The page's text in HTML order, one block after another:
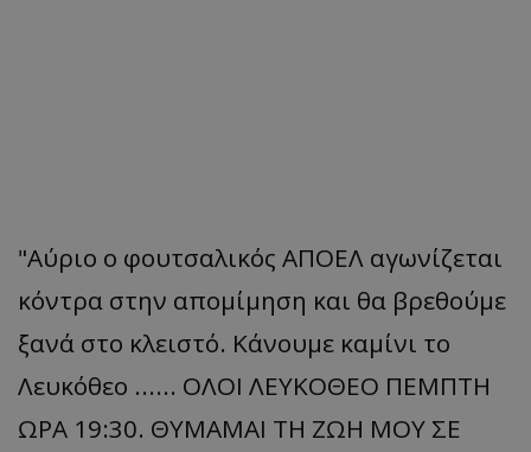
"Αύριο ο φουτσαλικός ΑΠΟΕΛ αγωνίζεται
κόντρα στην απομίμηση και θα βρεθούμε
ξανά στο κλειστό. Κάνουμε καμίνι το
Λευκόθεο ...... ΟΛΟΙ ΛΕΥΚΟΘΕΟ ΠΕΜΠΤΗ
ΩΡΑ 19:30. ΘΥΜΑΜΑΙ ΤΗ ΖΩΗ ΜΟΥ ΣΕ